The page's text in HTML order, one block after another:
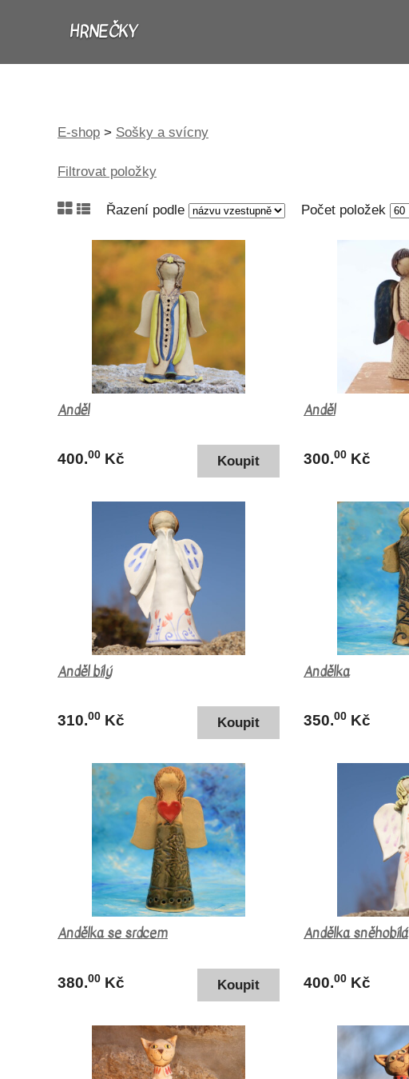
HRNEČKY
E-shop > Sošky a svícny
Filtrovat položky
Řazení podle Počet položek
Anděl
400.00 Kč
Anděl
300.00Kč
Anděl bílý
310.00 Kč
Andělka
350.00Kč
Andělka se srdcem
380.00 Kč
Andělka sněhobílá
400.00Kč